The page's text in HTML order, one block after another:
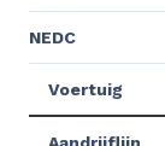
NEDC
Voertuig